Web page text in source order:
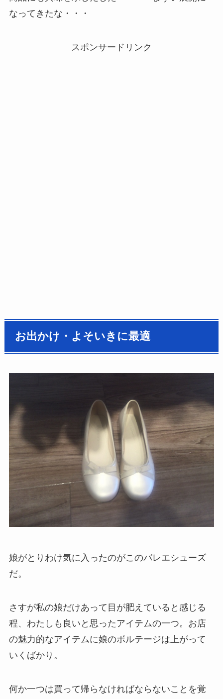
なってきたな・・・
スポンサードリンク
お出かけ・よそいきに最適
娘がとりわけ気に入ったのがこのバレエシューズ
だ。
さすが私の娘だけあって目が肥えていると感じる
程、わたしも良いと思ったアイテムの一つ。お店
の魅力的なアイテムに娘のボルテージは上がって
いくばかり。
何か一つは買って帰らなければならないことを覚